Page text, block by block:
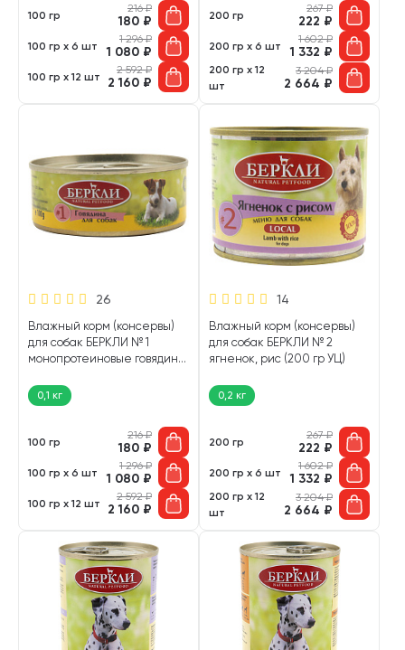
100 гр
216₽
180 ₽
100 гр х 6 шт
1 296₽
1 080 ₽
100 гр х 12 шт
2 592₽
2 160 ₽
200 гр
267₽
222 ₽
200 гр х 6 шт
1 602₽
1 332 ₽
200 гр х 12
шт
3 204₽
2 664 ₽
26
Влажный корм (консервы)
для собак БЕРКЛИ № 1
монопротеиновые говядина
0,1 кг
100 гр
216₽
180 ₽
100 гр х 6 шт
1 296₽
1 080 ₽
100 гр х 12 шт
2 592₽
2 160 ₽
14
Влажный корм (консервы)
для собак БЕРКЛИ № 2
ягненок, рис (200 гр УЦ)
0,2 кг
200 гр
267₽
222 ₽
200 гр х 6 шт
1 602₽
1 332 ₽
200 гр х 12
шт
3 204₽
2 664 ₽